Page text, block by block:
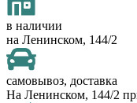
в наличии
на Ленинском, 144/2
самовывоз, доставка
На Ленинском, 144/2